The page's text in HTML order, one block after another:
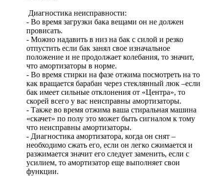
Диагностика неисправности:
- Во время загрузки бака вещами он не должен
провисать.
- Можно надавить в низ на бак с силой и резко
отпустить если бак занял свое изначальное
положение и не продолжает колебания, то значит,
что амортизаторы в норме.
- Во время стирки на фазе отжима посмотреть на то
как вращается барабан через стеклянный люк –если
бак имеет сильные отклонения от «Центра», то
скорей всего у вас неисправны амортизаторы.
- Также во время отжима ваша стиральная машина
«скачет» по полу это может быть сигналом к тому
что неисправны амортизаторы.
- Диагностика амортизатора, когда он снят –
необходимо сжать его, если он легко сжимается и
разжимается значит его следует заменить, если с
усилием, то амортизатор еще выполняет свои
функции.